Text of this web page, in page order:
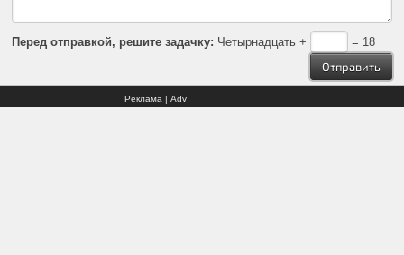
Перед отправкой, решите задачку: Четырнадцать + = 18
Реклама | Adv